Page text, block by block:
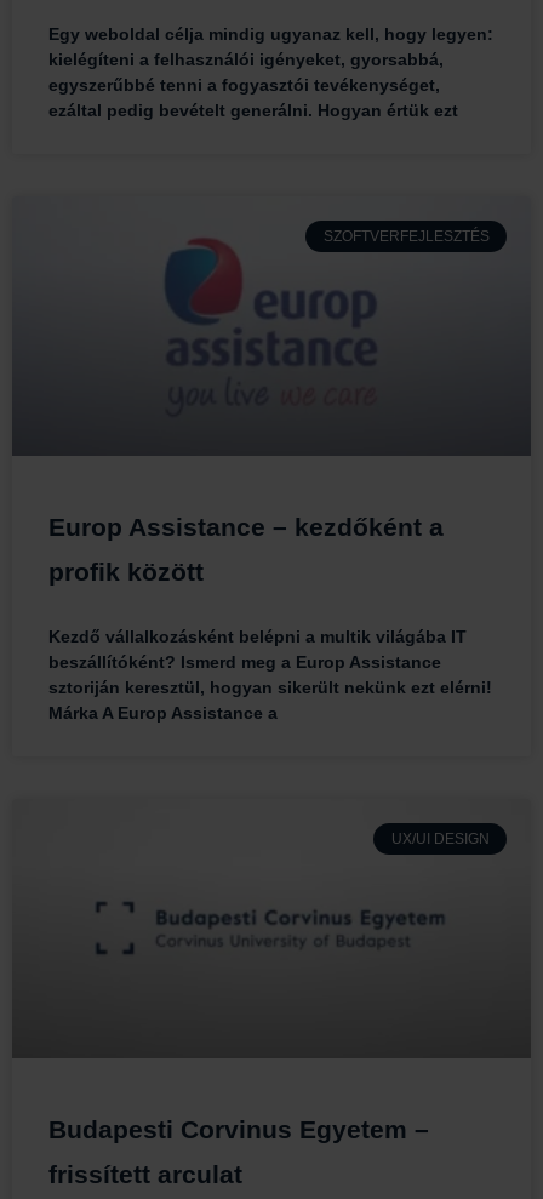
Egy weboldal célja mindig ugyanaz kell, hogy legyen:
kielégíteni a felhasználói igényeket, gyorsabbá,
egyszerűbbé tenni a fogyasztói tevékenységet,
ezáltal pedig bevételt generálni. Hogyan értük ezt
SZOFTVERFEJLESZTÉS
Europ Assistance – kezdőként a
profik között
Kezdő vállalkozásként belépni a multik világába IT
beszállítóként? Ismerd meg a Europ Assistance
sztoriján keresztül, hogyan sikerült nekünk ezt elérni!
Márka A Europ Assistance a
UX/UI DESIGN
Budapesti Corvinus Egyetem –
frissített arculat